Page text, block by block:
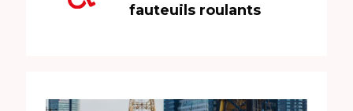
fauteuils roulants